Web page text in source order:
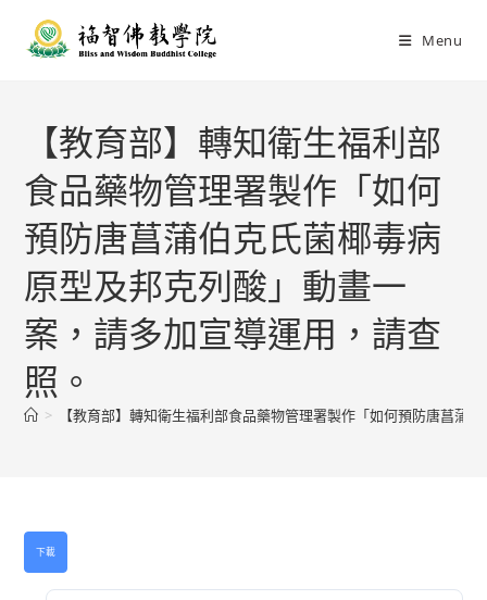
Menu
【教育部】轉知衛生福利部
食品藥物管理署製作「如何
預防唐菖蒲伯克氏菌椰毒病
原型及邦克列酸」動畫一
案，請多加宣導運用，請查
照。
> 【教育部】轉知衛生福利部食品藥物管理署製作「如何預防唐菖蒲
下載